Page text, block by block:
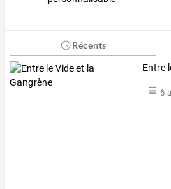
Récents
Entre
6